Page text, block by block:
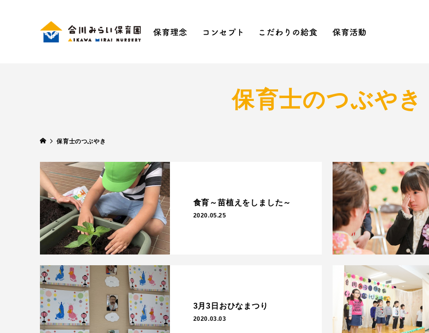
保育理念 コンセプト こだわりの給食
保育士のつぶやき
保育士のつぶやき
食育～苗植えをしました～
2020.05.25
3月3日おひなまつり
2020.03.03